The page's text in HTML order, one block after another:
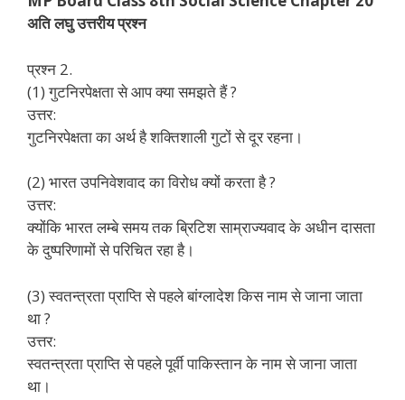
अति लघु उत्तरीय प्रश्न
प्रश्न 2.
(1) गुटनिरपेक्षता से आप क्या समझते हैं ?
उत्तर:
गुटनिरपेक्षता का अर्थ है शक्तिशाली गुटों से दूर रहना।
(2) भारत उपनिवेशवाद का विरोध क्यों करता है ?
उत्तर:
क्योंकि भारत लम्बे समय तक ब्रिटिश साम्राज्यवाद के अधीन दासता
के दुष्परिणामों से परिचित रहा है।
(3) स्वतन्त्रता प्राप्ति से पहले बांग्लादेश किस नाम से जाना जाता
था ?
उत्तर:
स्वतन्त्रता प्राप्ति से पहले पूर्वी पाकिस्तान के नाम से जाना जाता
था।